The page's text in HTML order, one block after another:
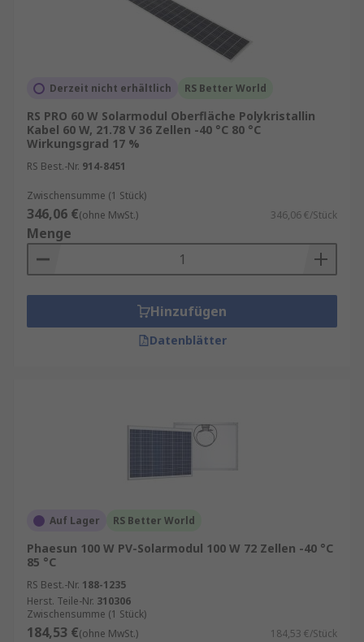
Derzeit nicht erhältlich RS Better World
RS PRO 60 W Solarmodul Oberfläche Polykristallin
Kabel 60 W, 21.78 V 36 Zellen -40 °C 80 °C
Wirkungsgrad 17 %
RS Best.-Nr. 914-8451
Zwischensumme (1 Stück)
346,06 €(ohne MwSt.) 346,06 €/Stück
Menge
Hinzufügen
Datenblätter
Auf Lager RS Better World
Phaesun 100 W PV-Solarmodul 100 W 72 Zellen -40 °C
85 °C
RS Best.-Nr. 188-1235
Herst. Teile-Nr. 310306
Zwischensumme (1 Stück)
184,53 €(ohne MwSt.) 184,53 €/Stück